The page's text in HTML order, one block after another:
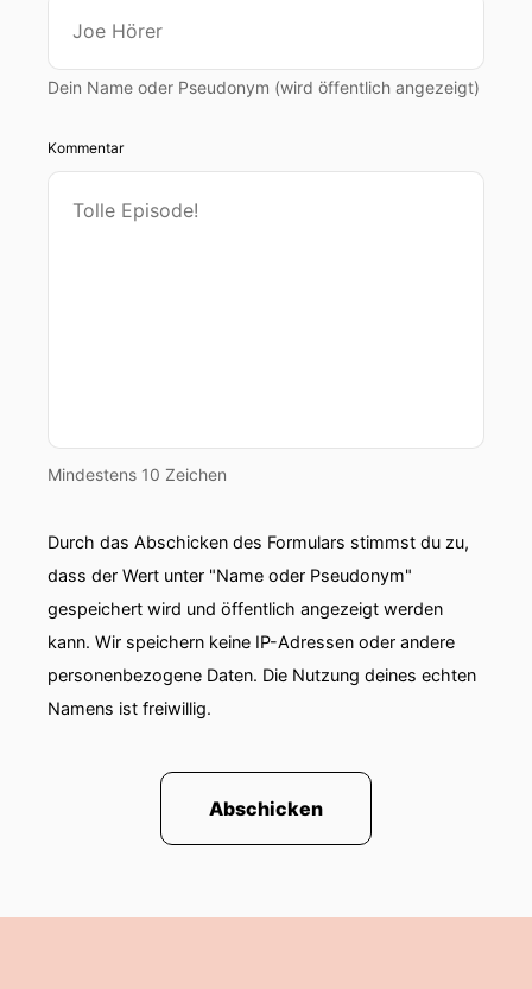
Dein Name oder Pseudonym (wird öffentlich angezeigt)
Kommentar
Mindestens 10 Zeichen
Durch das Abschicken des Formulars stimmst du zu,
dass der Wert unter "Name oder Pseudonym"
gespeichert wird und öffentlich angezeigt werden
kann. Wir speichern keine IP-Adressen oder andere
personenbezogene Daten. Die Nutzung deines echten
Namens ist freiwillig.
Abschicken